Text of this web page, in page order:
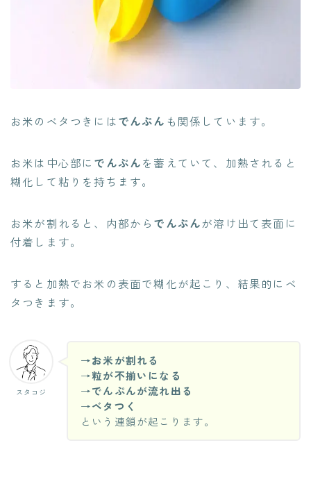
お米のベタつきにはでんぷん も関係しています。
お米は中心部に でんぷんを蓄えていて、加熱されると
糊化して粘りを持ちます。
お米が割れると、内部から でんぷんが溶け出て表面に
付着します。
すると加熱でお米の表面で糊化が起こり、結果的にベ
タつきます。
スタコジ
→お米が割れる
→粒が不揃いになる
→でんぷんが流れ出る
→ベタつく
という連鎖が起こります。